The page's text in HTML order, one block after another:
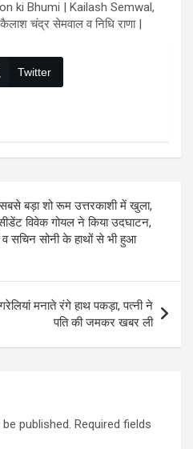
ki Bhumi | Kailash Semwal,
चंद्र सेमवाल व निधि राणा |
Twitter
बड़ा शो रूम उत्तरकाशी में खुला,
विवेक गोयल ने किया उदघाटन,
सचिन सोनी के हाथों से भी हुआ
मनाते रंगे हाथ पकड़ा, पत्नी ने
पति की जमकर खबर ली
published. Required fields